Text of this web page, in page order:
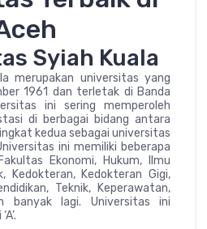
Syiah Kuala
merupakan universitas yang
1961 dan terletak di Banda
ini sering memperoleh
di berbagai bidang antara
kedua sebagai universitas
ini memiliki beberapa
Ekonomi, Hukum, Ilmu
Kedokteran, Kedokteran Gigi,
Teknik, Keperawatan,
banyak lagi. Universitas ini